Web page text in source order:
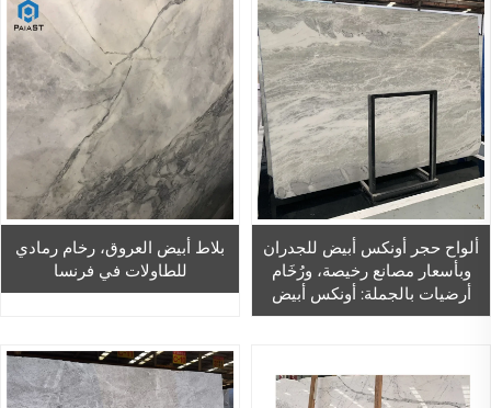
ألواح حجر أونكس أبيض للجدران
وبأسعار مصانع رخيصة، ورُخَام
أرضيات بالجملة: أونكس أبيض
رقم ٢ مع عروق ذهبية
بلاط أبيض العروق، رخام رمادي
للطاولات في فرنسا